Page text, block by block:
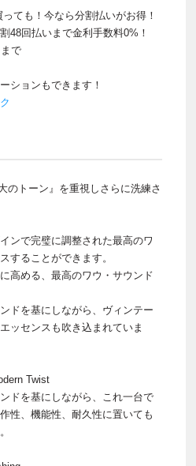
ても！今なら分割払いがお得！
48回払いまで金利手数料0%！
で
ションもできます！
のトーン』を重視しさらに洗練さ
ンで完璧に調整された最高のワ
することができます。
高める、最高のワウ・サウンド
ドを基にしながら、ヴィンテー
ッセンスも吹き込まれていま
Twist
ドを基にしながら、これ一台で
性、機能性、耐久性に置いても